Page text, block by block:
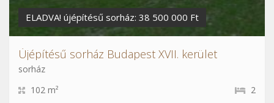
ELADVA! újépítésű sorház: 38 500 000 Ft
Újépítésű sorház Budapest XVII. kerület
sorház
102 m²
2